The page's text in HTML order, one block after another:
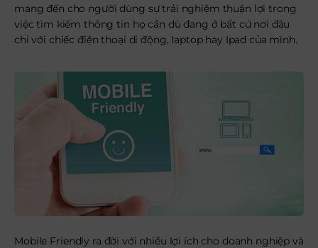
mang đến cho người dùng sự trải nghiệm thuận lợi trong
việc tìm kiếm thông tin họ cần dù đang ở bất cứ nơi đâu
chỉ với chiếc điện thoại di động, laptop hay Ipad của mình.
Mobile Friendly ra đời với nhiều lợi ích cho doanh nghiệp và